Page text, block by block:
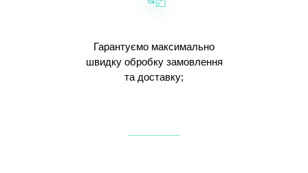
Гарантуємо максимально
швидку обробку замовлення
та доставку;